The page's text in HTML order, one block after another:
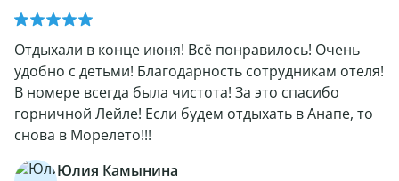
Отдыхали в конце июня! Всё понравилось! Очень
удобно с детьми! Благодарность сотрудникам отеля!
В номере всегда была чистота! За это спасибо
горничной Лейле! Если будем отдыхать в Анапе, то
снова в Морелето!!!
Юлия Камынина